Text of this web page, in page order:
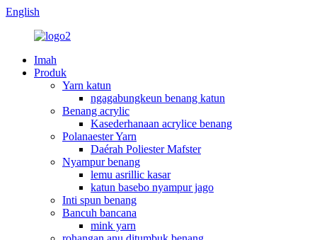
English
Imah
Produk
Yarn katun
ngagabungkeun benang katun
Benang acrylic
Kasederhanaan acrylice benang
Polanaester Yarn
Daérah Poliester Mafster
Nyampur benang
lemu asrillic kasar
katun basebo nyampur jago
Inti spun benang
Bancuh bancana
mink yarn